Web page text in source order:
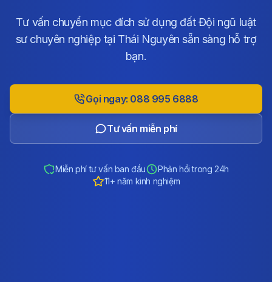
Tư vấn chuyển mục đích sử dụng đất Đội ngũ luật
sư chuyên nghiệp tại Thái Nguyên sẵn sàng hỗ trợ
bạn.
Gọi ngay: 088 995 6888
Tư vấn miễn phí
Miễn phí tư vấn ban đầu
Phản hồi trong 24h
11+ năm kinh nghiệm